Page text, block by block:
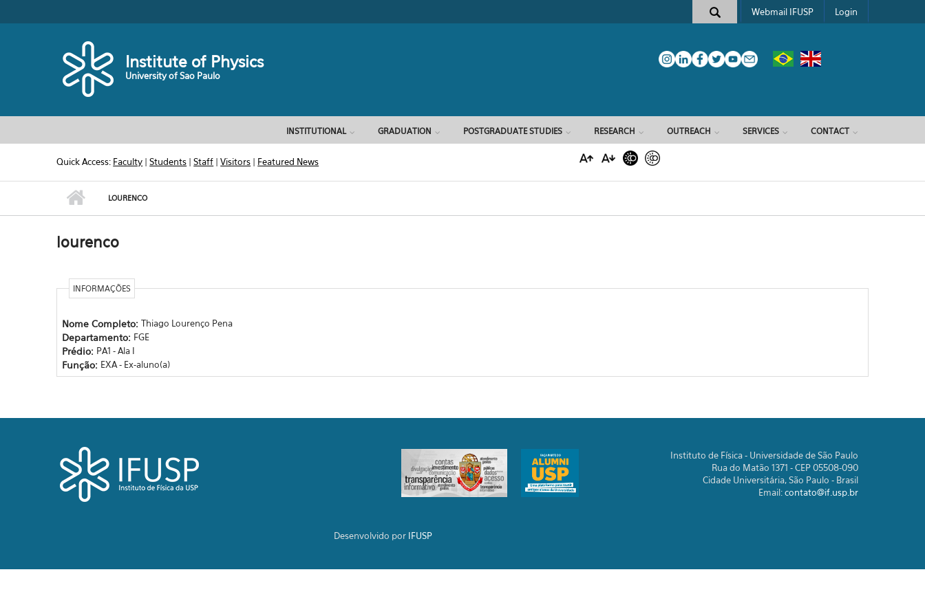
Search form
Webmail IFUSP Login
Institute of Physics
University of Sao Paulo
INSTITUTIONAL GRADUATION POSTGRADUATE STUDIES RESEARCH OUTREACH SERVICES CONTACT
Quick Access: Faculty |Students |Staff |Visitors | Featured News
LOURENCO
lourenco
INFORMAÇÕES
Nome Completo: Thiago Lourenço Pena
Departamento: FGE
Prédio: PA1 - Ala I
Função: EXA - Ex-aluno(a)
Instituto de Física - Universidade de São Paulo
Rua do Matão 1371 - CEP 05508-090
Cidade Universitária, São Paulo - Brasil
Email:contato@if.usp.br
Desenvolvido por IFUSP